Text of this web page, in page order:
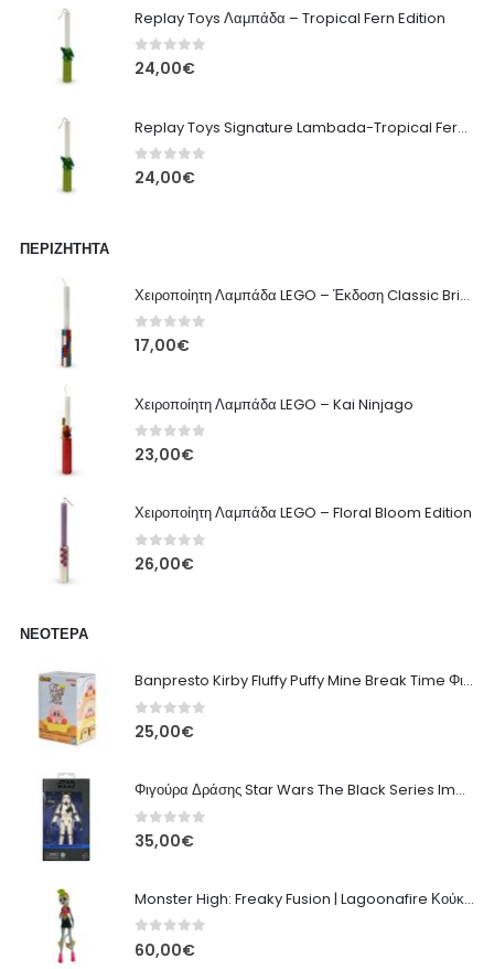
Replay Toys Λαμπάδα – Tropical Fern Edition
0 out of 5
24,00€
Replay Toys Signature Lambada-Tropical Fern edition 2026
0 out of 5
24,00€
ΠΕΡΙΖΉΤΗΤΑ
Χειροποίητη Λαμπάδα LEGO – Έκδοση Classic Brick
0out of 5
17,00€
Χειροποίητη Λαμπάδα LEGO – Kai Ninjago
0out of 5
23,00€
Χειροποίητη Λαμπάδα LEGO – Floral Bloom Edition
0out of 5
26,00€
ΝΕΌΤΕΡΑ
Banpresto Kirby Fluffy Puffy Mine Break Time Φιγούρα – Α' Έκδοση
0out of 5
25,00€
Φιγούρα Δράσης Star Wars The Black Series Imperial Remnant Stormtrooper #05
0out of 5
35,00€
Monster High: Freaky Fusion | Lagoonafire Κούκλα Mattel 2013 - 28εκ
0 out of 5
60,00€